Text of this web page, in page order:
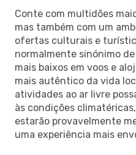
Conte com multidões
mas também com um
ofertas culturais e
normalmente sinónimo
mais baixos em voos e
mais autêntico da vida
atividades ao ar livre
às condições
estarão provavelmente
uma experiência mais